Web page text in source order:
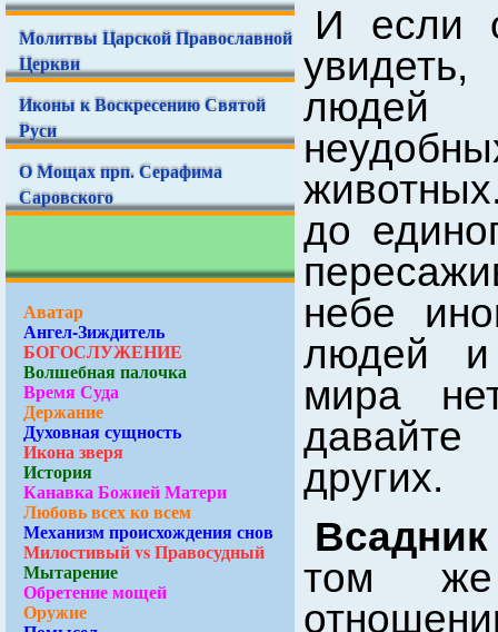
Молитвы Царской Православной
Церкви
Иконы к Воскресению Святой
Руси
О Мощах прп. Серафима
Саровского
Аватар
Ангел-Зиждитель
БОГОСЛУЖЕНИЕ
Волшебная палочка
Время Суда
Держание
Духовная сущность
Икона зверя
История
Канавка Божией Матери
Любовь всех ко всем
Механизм происхождения снов
Милостивый vs Правосудный
Мытарение
Обретение мощей
Оружие
И если
людей
до
небе
людей и
мира
других.
том